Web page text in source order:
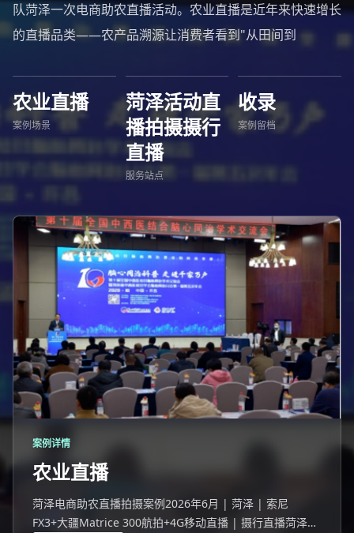
队菏泽一次电商助农直播活动。农业直播是近年来快速增长
的直播品类——农产品溯源让消费者看到"从田间到
农业直播
案例场景
菏泽活动直
播拍摄摄行
直播
服务站点
收录
案例留档
案例详情
农业直播
菏泽电商助农直播拍摄案例2026年6月 | 菏泽 | 索尼
FX3+大疆Matrice 300航拍+4G移动直播 | 摄行直播菏泽团